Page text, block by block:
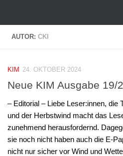
AUTOR: CKI
KIM 24. OKTOBER 2024
Neue KIM Ausgabe 19/
– Editorial – Liebe Leser:innen, die
und der Herbstwind macht das
zunehmend herausfordernd.
sie noch nicht haben auch die E-
nicht nur sicher vor Wind und